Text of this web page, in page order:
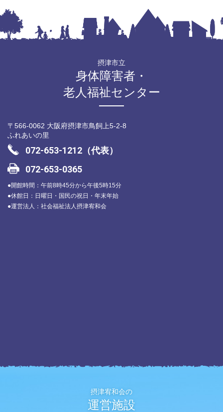
摂津市立
身体障害者・
老人福祉センター
〒566-0062 大阪府摂津市鳥飼上5-2-8
ふれあいの里
072-653-1212（代表）
072-653-0365
●開館時間：午前8時45分から午後5時15分
●休館日：日曜日・国民の祝日・年末年始
●運営法人：社会福祉法人摂津宥和会
摂津宥和会の
運営施設